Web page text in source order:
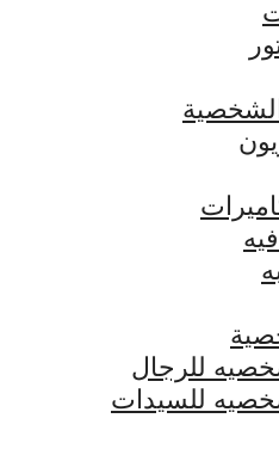
الشخصية
للرجال
للسيدات